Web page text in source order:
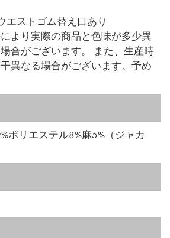
エストゴム替え口あり
より実際の商品と色味が多少異
合がございます。 また、生産時
異なる場合がございます。予め
ポリエステル8%麻5%（ジャカ